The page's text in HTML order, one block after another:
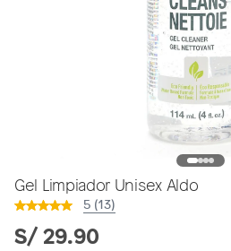
Gel Limpiador Unisex Aldo
5 (13)
S/ 29.90